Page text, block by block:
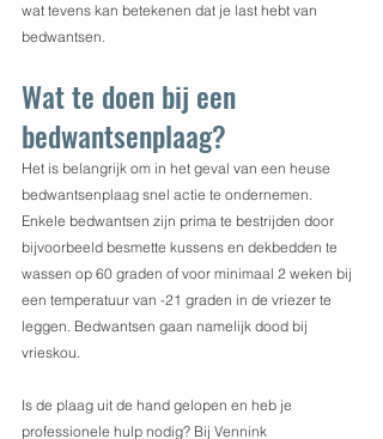
wat tevens kan betekenen dat je last hebt van
bedwantsen.
Wat te doen bij een
bedwantsenplaag?
Het is belangrijk om in het geval van een heuse
bedwantsenplaag snel actie te ondernemen.
Enkele bedwantsen zijn prima te bestrijden door
bijvoorbeeld besmette kussens en dekbedden te
wassen op 60 graden of voor minimaal 2 weken bij
een temperatuur van -21 graden in de vriezer te
leggen. Bedwantsen gaan namelijk dood bij
vrieskou.
Is de plaag uit de hand gelopen en heb je
professionele hulp nodig? Bij Vennink